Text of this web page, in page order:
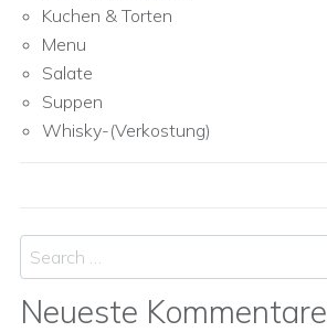
Kuchen & Torten
Menu
Salate
Suppen
Whisky-(Verkostung)
Search
Neueste Kommentare